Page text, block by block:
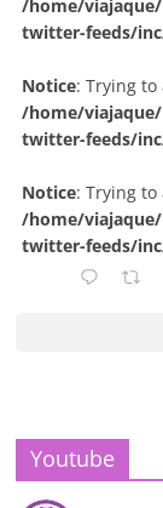
/home/
twitter-feeds/
Notice: Trying
/home/
twitter-feeds/
Notice: Trying
/home/
twitter-feeds/
Youtube